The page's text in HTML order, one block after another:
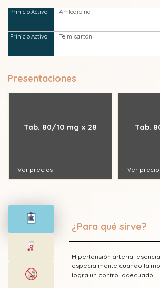
Amlodipina
Telmisartán
Presentaciones
Tab. 80/10 mg x 28
Ver precios
Tab.
Ver
¿Para qué sirve?
Hipertensión arterial
especialmente cuando la
logra un control adecuado..